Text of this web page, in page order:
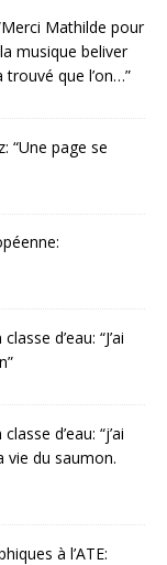
Merci Mathilde pour
musique beliver
que l’on…”
: “Une page se
:
d’eau: “J’ai
”
d’eau: “j’ai
vie du saumon.
à l’ATE: